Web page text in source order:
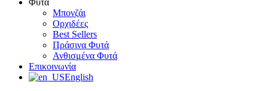
Φυτά
Μπονζάι
Ορχιδέες
Best Sellers
Πράσινα Φυτά
Ανθισμένα Φυτά
Επικοινωνία
English